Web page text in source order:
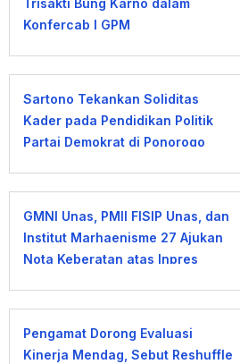
Trisakti Bung Karno dalam
Konfercab I GPM
Sartono Tekankan Soliditas
Kader pada Pendidikan Politik
Partai Demokrat di Ponorogo
GMNI Unas, PMII FISIP Unas, dan
Institut Marhaenisme 27 Ajukan
Nota Keberatan atas Inpres
Pengamat Dorong Evaluasi
Kinerja Mendag, Sebut Reshuffle